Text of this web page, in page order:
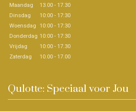
Maandag
13.00 - 17.30
Dinsdag
10:00 - 17:30
Woensdag 10:00 - 17:30
Donderdag 10:00 - 17:30
Vrijdag
10:00 - 17.30
Zaterdag
10.00 - 17.00
Qulotte: Speciaal voor Jou